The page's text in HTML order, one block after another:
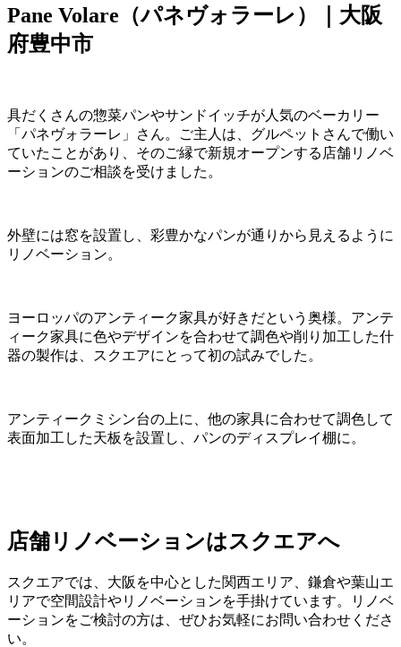
Pane Volare（パネヴォラーレ）｜大阪
府豊中市
具だくさんの惣菜パンやサンドイッチが人気のベーカリー
「パネヴォラーレ」さん。ご主人は、グルペットさんで働い
ていたことがあり、そのご縁で新規オープンする店舗リノベ
ーションのご相談を受けました。
外壁には窓を設置し、彩豊かなパンが通りから見えるように
リノベーション。
ヨーロッパのアンティーク家具が好きだという奥様。アンテ
ィーク家具に色やデザインを合わせて調色や削り加工した什
器の製作は、スクエアにとって初の試みでした。
アンティークミシン台の上に、他の家具に合わせて調色して
表面加工した天板を設置し、パンのディスプレイ棚に。
店舗リノベーションはスクエアへ
スクエアでは、大阪を中心とした関西エリア、鎌倉や葉山エ
リアで空間設計やリノベーションを手掛けています。リノベ
ーションをご検討の方は、ぜひお気軽にお問い合わせくださ
い。